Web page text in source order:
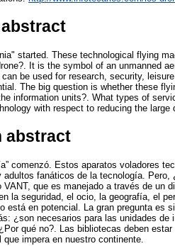
started. These technological flying
It is the symbol of an unmanned
be used for research, security,
The big question is whether these
information units?. What types of
with respect to reducing the
abstract
comenzó. Estos aparatos voladores
adultos fanáticos de la tecnología.
VANT, que es manejado a través de un
la seguridad, el ocio, la geografía, el
está en potencial. La gran pregunta es
¿son necesarios para las unidades
qué no?. Las bibliotecas deben
que impera en nuestro continente.